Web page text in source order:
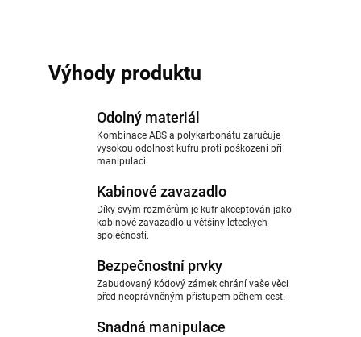
Výhody produktu
Odolný materiál
Kombinace ABS a polykarbonátu zaručuje
vysokou odolnost kufru proti poškození při
manipulaci.
Kabinové zavazadlo
Díky svým rozměrům je kufr akceptován jako
kabinové zavazadlo u většiny leteckých
společností.
Bezpečnostní prvky
Zabudovaný kódový zámek chrání vaše věci
před neoprávněným přístupem během cest.
Snadná manipulace